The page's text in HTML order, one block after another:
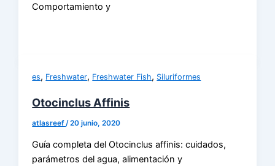
Comportamiento y
es, Freshwater, Freshwater Fish, Siluriformes
Otocinclus Affinis
atlasreef/20 junio, 2020
Guía completa del Otocinclus affinis: cuidados,
parámetros del agua, alimentación y